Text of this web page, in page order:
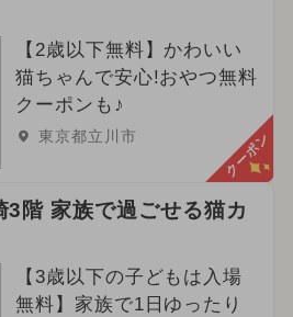
【2歳以下無料】かわいい
猫ちゃんで安心!おやつ無料
クーポンも♪
東京都立川市 クーポン
3階 家族で過ごせる猫カ
【3歳以下の子どもは入場
無料】家族で1日ゆったり